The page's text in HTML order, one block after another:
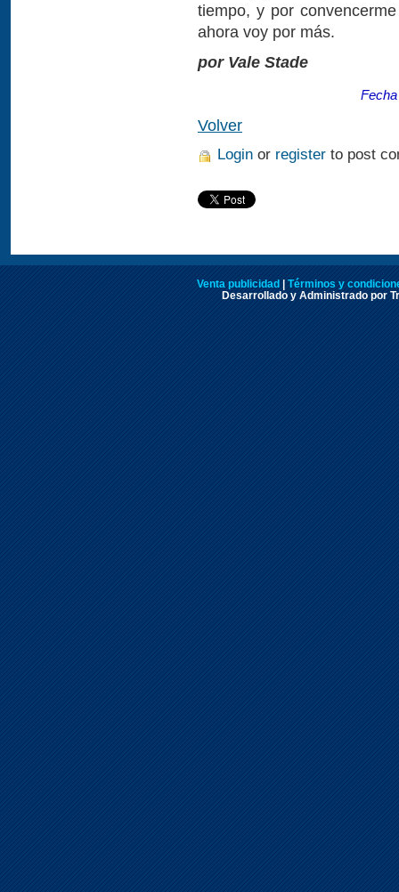
tiempo, y por
ahora voy por más.
por Vale Stade
Volver
Login or register to post
Venta publicidad | Términos y
Desarrollado y Administrado por